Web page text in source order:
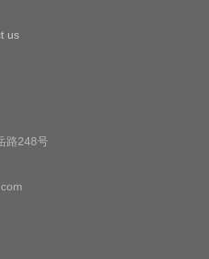
us
路248号